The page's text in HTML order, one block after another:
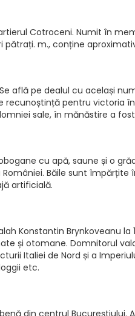
Cotroceni. Numit în
m., conține
află pe dealul cu același
recunoștință pentru victoria
sale, în mănăstire a
cu apă, saune și o
Băile sunt împărțite
artificială.
Konstantin Brynkoveanu la
și otomane. Domnitorul
Italiei de Nord și a
etc.
din centrul Bucureștiului.